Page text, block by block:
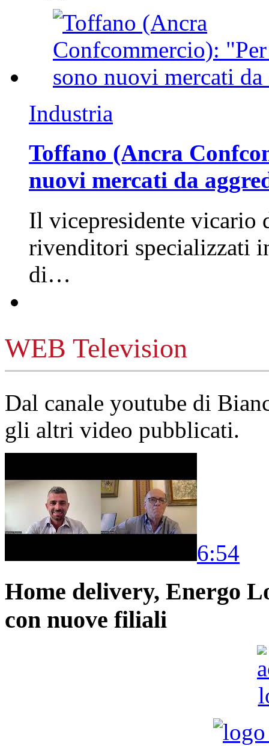
Industria
Toffano (Ancra
nuovi mercati da
Il vicepresidente vicario
rivenditori specializzati
di…
WEB Television
Dal canale youtube di
gli altri video pubblicati.
6:54
Home delivery, Energo
con nuove filiali